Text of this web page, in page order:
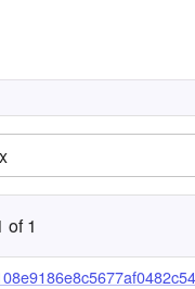
of1